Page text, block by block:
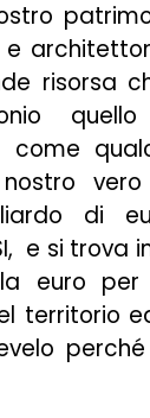
risorsa
come
di
e si trova
euro
territorio